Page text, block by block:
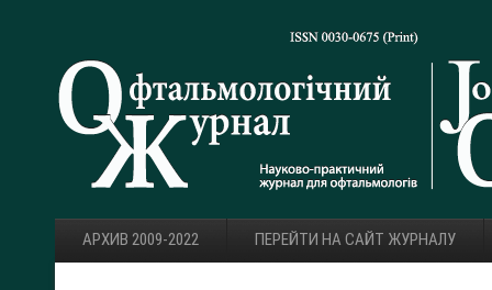
АРХИВ 2009-2022 ПЕРЕЙТИ НА САЙТ ЖУРНАЛУ